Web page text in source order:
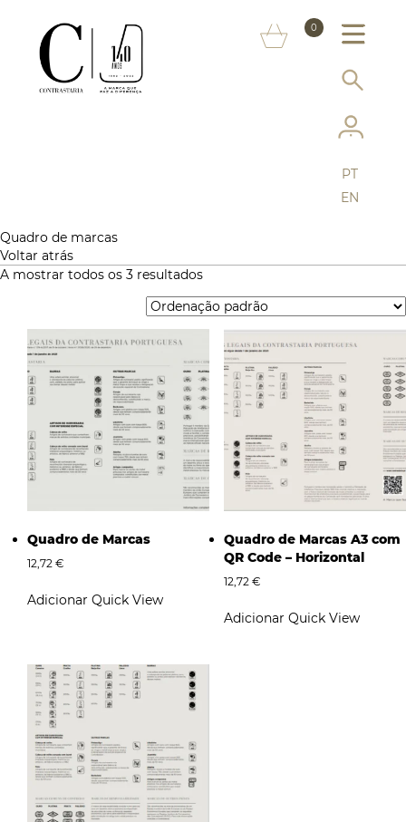
0
INFORMAÇÃO AO CONSUMIDOR
SERVIÇOS
MAIS CONTRASTARIA
PT
EN
Quadro de marcas
Voltar atrás
A mostrar todos os 3 resultados
Quadro de Marcas
12,72 €
Adicionar Quick View
Quadro de Marcas A3 com
QR Code – Horizontal
12,72€
Adicionar Quick View